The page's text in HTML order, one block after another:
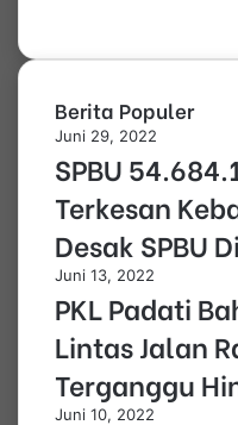
Berita Populer
Juni 29, 2022
SPBU
Terkesan
Desak SPBU
Juni 13, 2022
PKL Padati
Lintas Jalan
Terganggu
Juni 10, 2022